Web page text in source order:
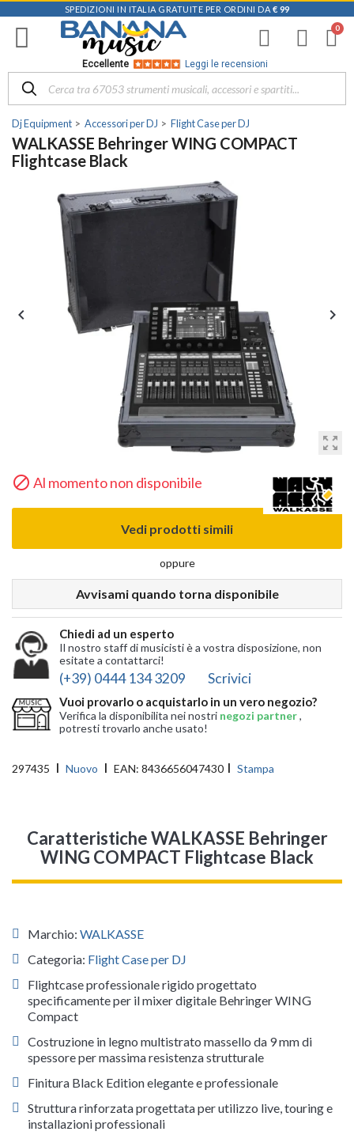
SPEDIZIONI IN ITALIA GRATUITE PER ORDINI DA € 99
Eccellente Leggi le recensioni
Dj Equipment Accessori per DJ Flight Case per DJ
WALKASSE Behringer WING COMPACT
Flightcase Black
zoom_out_map
 
 Al momento non disponibile
Vedi prodotti simili
oppure
Avvisami quando torna disponibile
Chiedi ad un esperto
Il nostro staff di musicisti è a vostra disposizione, non
esitate a contattarci!
(+39) 0444 134 3209 Scrivici
Vuoi provarlo o acquistarlo in un vero negozio?
Verifica la disponibilita nei nostri negozi partner,
potresti trovarlo anche usato!
297435 Nuovo EAN: 8436656047430 Stampa
Caratteristiche WALKASSE Behringer
WING COMPACT Flightcase Black
Marchio: WALKASSE
Categoria: Flight Case per DJ
Flightcase professionale rigido progettato
specificamente per il mixer digitale Behringer WING
Compact
Costruzione in legno multistrato massello da 9 mm di
spessore per massima resistenza strutturale
Finitura Black Edition elegante e professionale
Struttura rinforzata progettata per utilizzo live, touring e
installazioni professionali